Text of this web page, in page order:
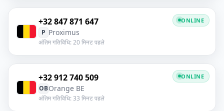
+32 847 871 647
P Proximus
अंतिम गतिविधि: 20 मिनट पहले
ONLINE
+32 912 740 509
OBOrange BE
अंतिम गतिविधि: 33 मिनट पहले
ONLINE